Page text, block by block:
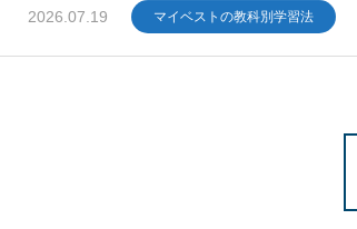
2026.07.19 マイベストの教科別学習法